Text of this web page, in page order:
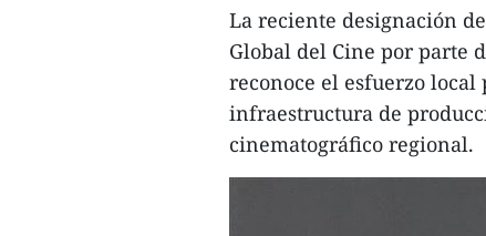
La reciente designación
Global del Cine por parte
reconoce el esfuerzo
infraestructura de
cinematográfico regional.